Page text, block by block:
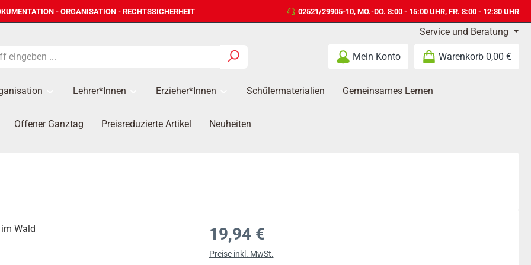
- ORGANISATION - RECHTSSICHERHEIT 02521/29905-10, MO.-DO. 8:00 - 15:00 UHR, FR. 8:00 - 12:30 UHR
Service und Beratung
Mein Konto Warenkorb 0,00 €
Lehrer*innen Erzieher*Innen Schülermaterialien Gemeinsames Lernen
Offener Ganztag Preisreduzierte Artikel Neuheiten
Regulärer Preis:
19,94 €
Preise inkl. MwSt.